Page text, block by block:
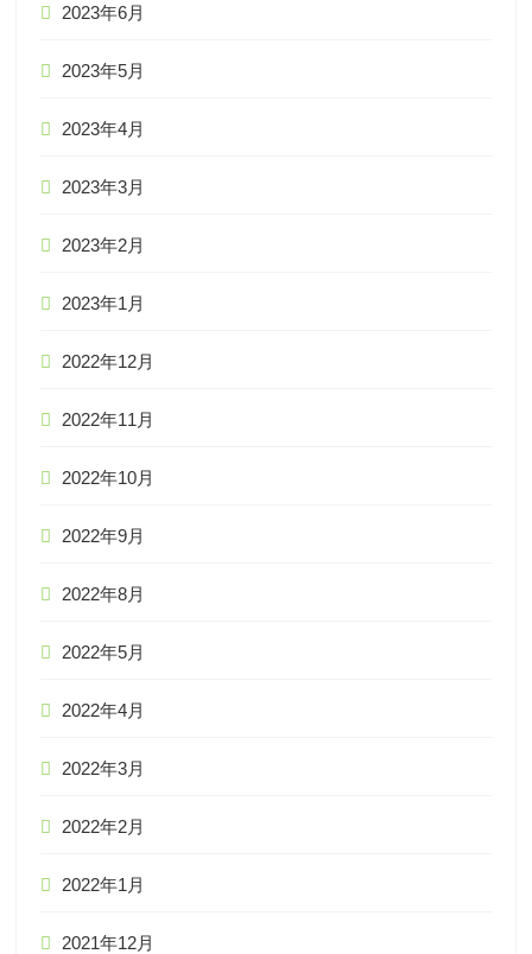
2023年6月
2023年5月
2023年4月
2023年3月
2023年2月
2023年1月
2022年12月
2022年11月
2022年10月
2022年9月
2022年8月
2022年5月
2022年4月
2022年3月
2022年2月
2022年1月
2021年12月